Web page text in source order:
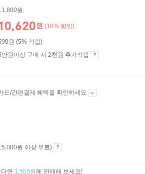
원
원 (10% 할인)
원 (5% 적립)
만원이상 구매 시 2천원 추가적립
드/간편결제 혜택을 확인하세요
원 이상 무료)
면 1,500원에 판매해 보세요!